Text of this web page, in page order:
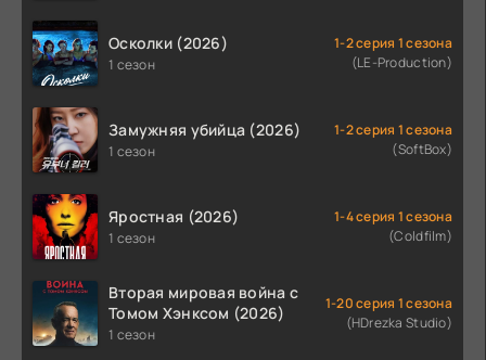
Осколки (2026)
1 сезон
1-2 серия 1 сезона
(LE-Production)
Замужняя убийца (2026)
1 сезон
1-2 серия 1 сезона
(SoftBox)
Яростная (2026)
1 сезон
1-4 серия 1 сезона
(Coldfilm)
Вторая мировая война с
Томом Хэнксом (2026)
1 сезон
1-20 серия 1 сезона
(HDrezka Studio)